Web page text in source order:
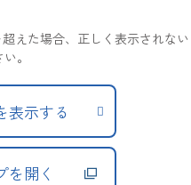
えた場合、正しく表示されない
。
表示する
を開く